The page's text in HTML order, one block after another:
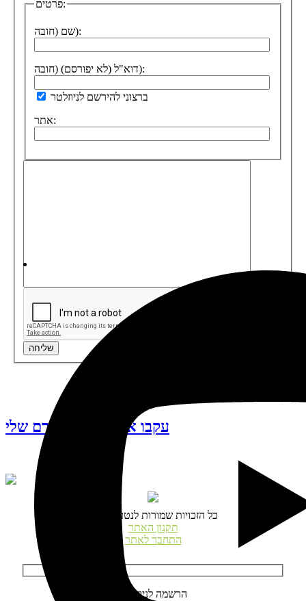
פרטים:
שם (חובה):
דוא"ל (לא יפורסם) (חובה):
ברצוני להירשם לניוזלטר
אתר:
שליחה
עקבו אחרי האינסטגרם שלי
© כל הזכויות שמורות לנטע דגני
תקנון האתר
התחבר לאתר
הרשמה לניוזלטר